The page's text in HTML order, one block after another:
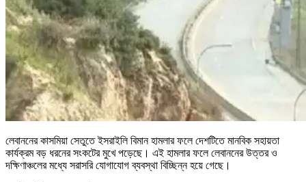
লেবাননের কাসমিয়া সেতুতে ইসরাইলি বিমান হামলার ফলে দেশটিতে মানবিক সহায়তা
কার্যক্রম বড় ধরনের সংকটের মুখে পড়েছে। এই হামলার ফলে লেবাননের উত্তর ও
দক্ষিণাঞ্চলের মধ্যে সরাসরি যোগাযোগ ব্যবস্থা বিচ্ছিন্ন হয়ে গেছে।